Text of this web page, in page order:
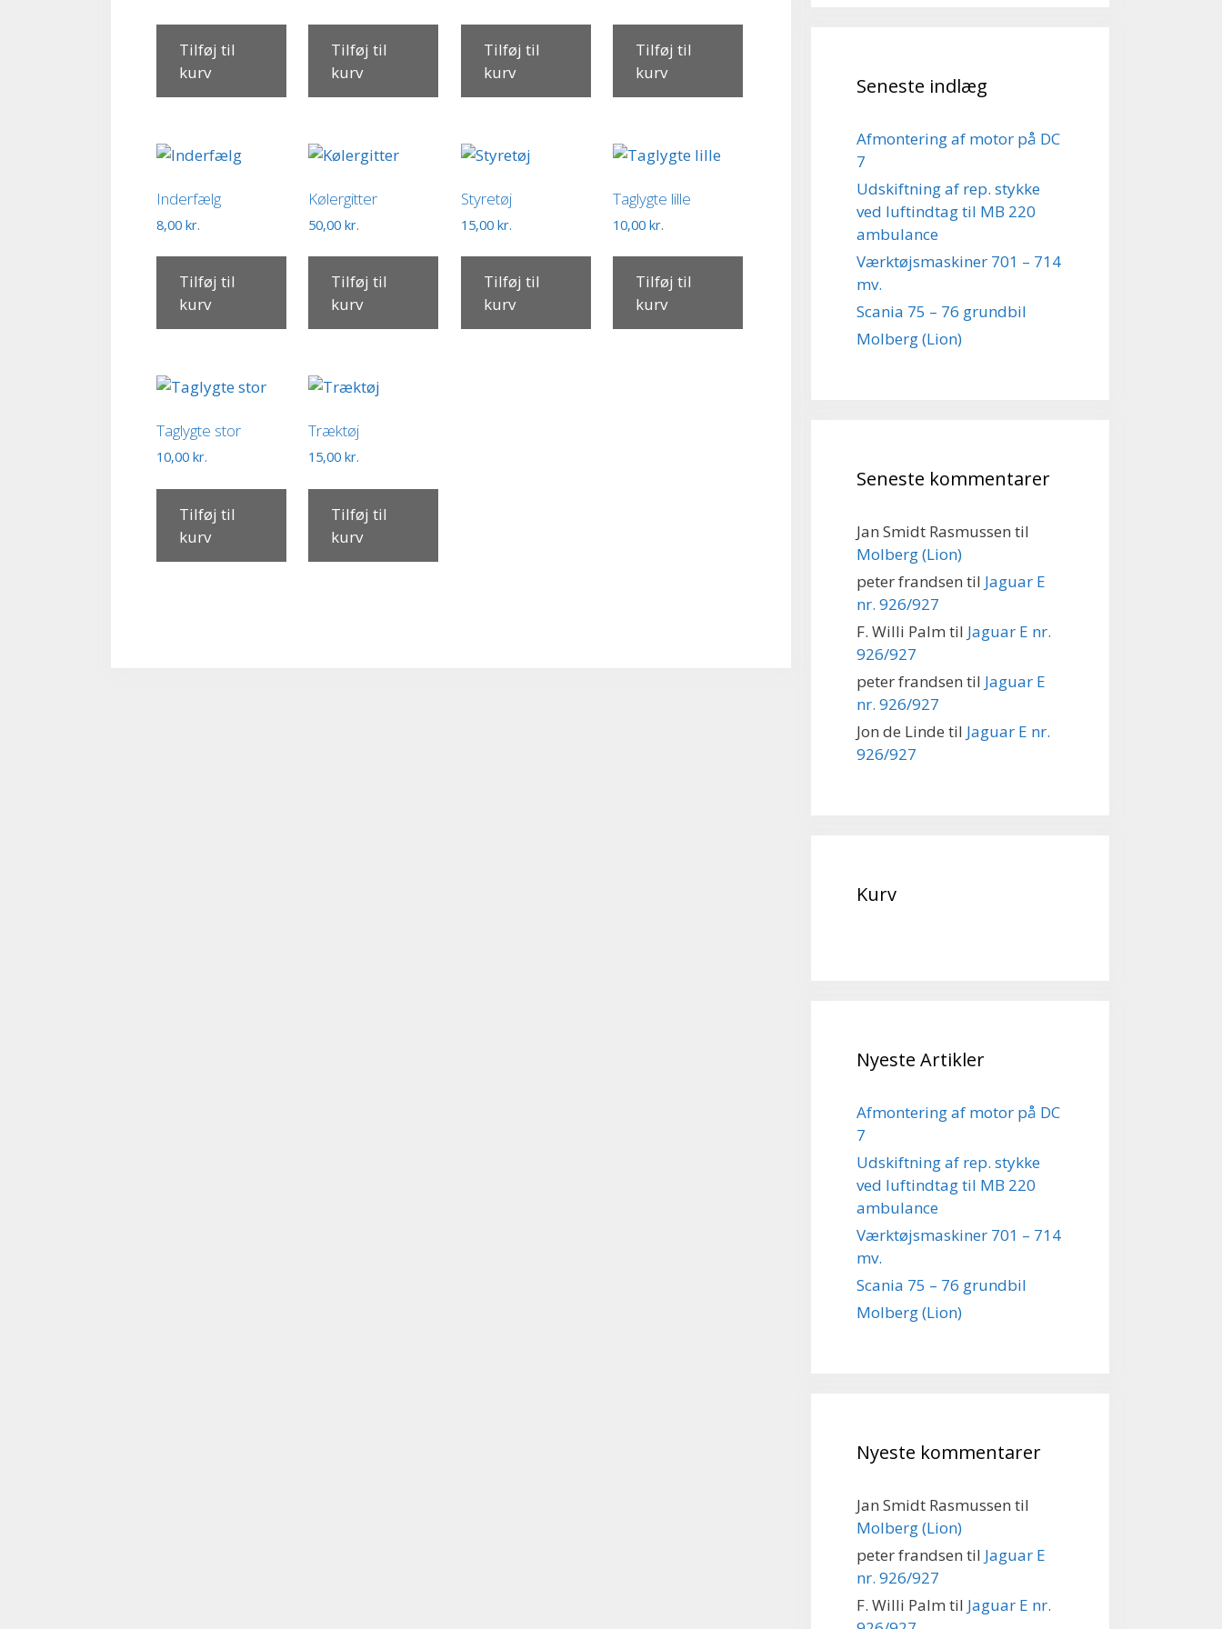
Tilføj til
kurv
Tilføj til
kurv
Tilføj til
kurv
Tilføj til
kurv
Inderfælg
8,00 kr.
Tilføj til
kurv
Kølergitter
50,00kr.
Tilføj til
kurv
Styretøj
15,00 kr.
Tilføj til
kurv
Taglygte lille
10,00kr.
Tilføj til
kurv
Taglygte stor
10,00 kr.
Tilføj til
kurv
Træktøj
15,00kr.
Tilføj til
kurv
Seneste indlæg
Afmontering af motor på DC
7
Udskiftning af rep. stykke
ved luftindtag til MB 220
ambulance
Værktøjsmaskiner 701 – 714
mv.
Scania 75 – 76 grundbil
Molberg (Lion)
Seneste kommentarer
Jan Smidt Rasmussen til
Molberg (Lion)
peter frandsen til Jaguar E
nr. 926/927
F. Willi Palm til Jaguar E nr.
926/927
peter frandsen til Jaguar E
nr. 926/927
Jon de Linde til Jaguar E nr.
926/927
Kurv
Nyeste Artikler
Afmontering af motor på DC
7
Udskiftning af rep. stykke
ved luftindtag til MB 220
ambulance
Værktøjsmaskiner 701 – 714
mv.
Scania 75 – 76 grundbil
Molberg (Lion)
Nyeste kommentarer
Jan Smidt Rasmussen til
Molberg (Lion)
peter frandsen til Jaguar E
nr. 926/927
F. Willi Palm til Jaguar E nr.